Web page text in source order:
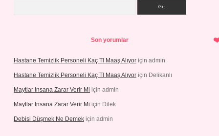
Son yorumlar
Hastane Temizlik Personeli Kaç Tl Maaş Alıyor için admin
Hastane Temizlik Personeli Kaç Tl Maaş Alıyor için Delikanlı
Maytlar Insana Zarar Verir Mi için admin
Maytlar Insana Zarar Verir Mi için Dilek
Debisi Düşmek Ne Demek için admin